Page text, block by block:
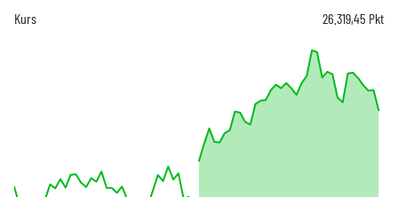
Kurs 26.319,45 Pkt